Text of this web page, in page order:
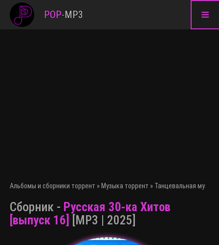
≡
POP-MP3
Альбомы и сборники торрент » Музыка торрент » Танцевальная
Сборник - Русская 30-ка Хитов
[выпуск 16]
[MP3 | 2025]